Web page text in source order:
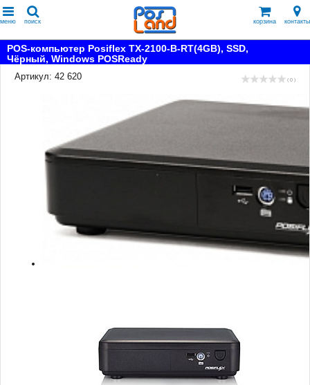
меню поиск корзина контакты
POS-компьютер Posiflex TX-2100-B-RT(4GB), SSD,
Чёрный, Windows POSReady
Артикул: 42 620
( 0 )